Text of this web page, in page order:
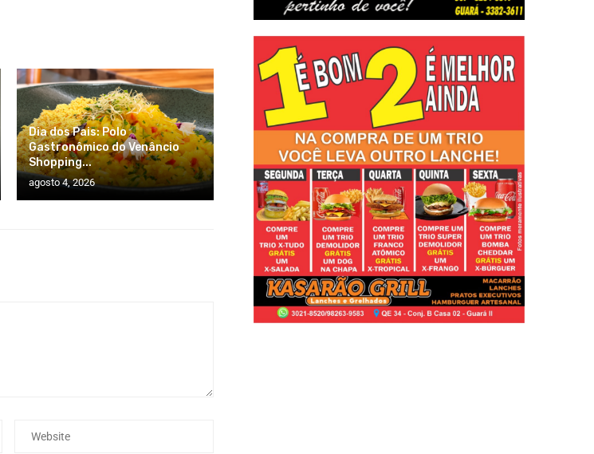
Dia dos Pais: Polo
Gastronômico do Venâncio
Shopping...
agosto 4, 2026